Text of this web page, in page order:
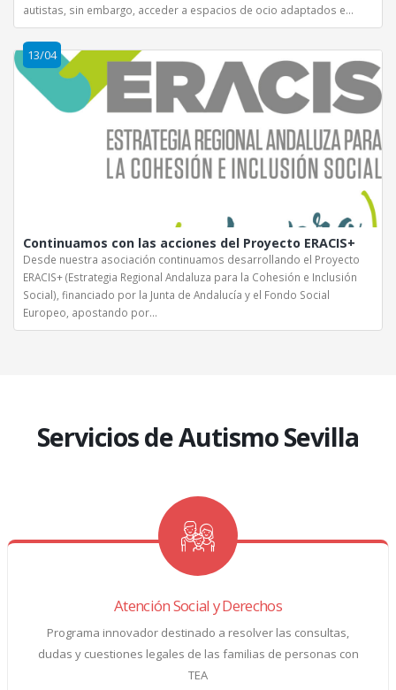
autistas, sin embargo, acceder a espacios de ocio adaptados e...
Continuamos con las acciones del Proyecto ERACIS+
Desde nuestra asociación continuamos desarrollando el Proyecto
ERACIS+ (Estrategia Regional Andaluza para la Cohesión e Inclusión
Social), financiado por la Junta de Andalucía y el Fondo Social
Europeo, apostando por...
13/04
Servicios de Autismo Sevilla
Atención Social y Derechos
Programa innovador destinado a resolver las consultas,
dudas y cuestiones legales de las familias de personas con
TEA